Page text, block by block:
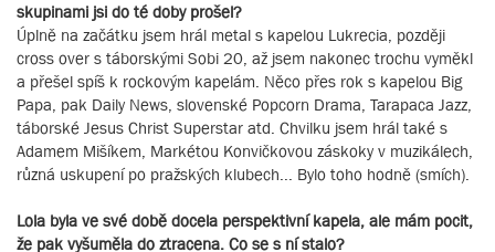
skupinami jsi do té doby prošel?
Úplně na začátku jsem hrál metal s kapelou Lukrecia, později
cross over s táborskými Sobi 20, až jsem nakonec trochu vyměkl
a přešel spíš k rockovým kapelám. Něco přes rok s kapelou Big
Papa, pak Daily News, slovenské Popcorn Drama, Tarapaca Jazz,
táborské Jesus Christ Superstar atd. Chvilku jsem hrál také s
Adamem Mišíkem, Markétou Konvičkovou záskoky v muzikálech,
různá uskupení po pražských klubech... Bylo toho hodně (smích).
Lola byla ve své době docela perspektivní kapela, ale mám pocit,
že pak vyšuměla do ztracena. Co se s ní stalo?